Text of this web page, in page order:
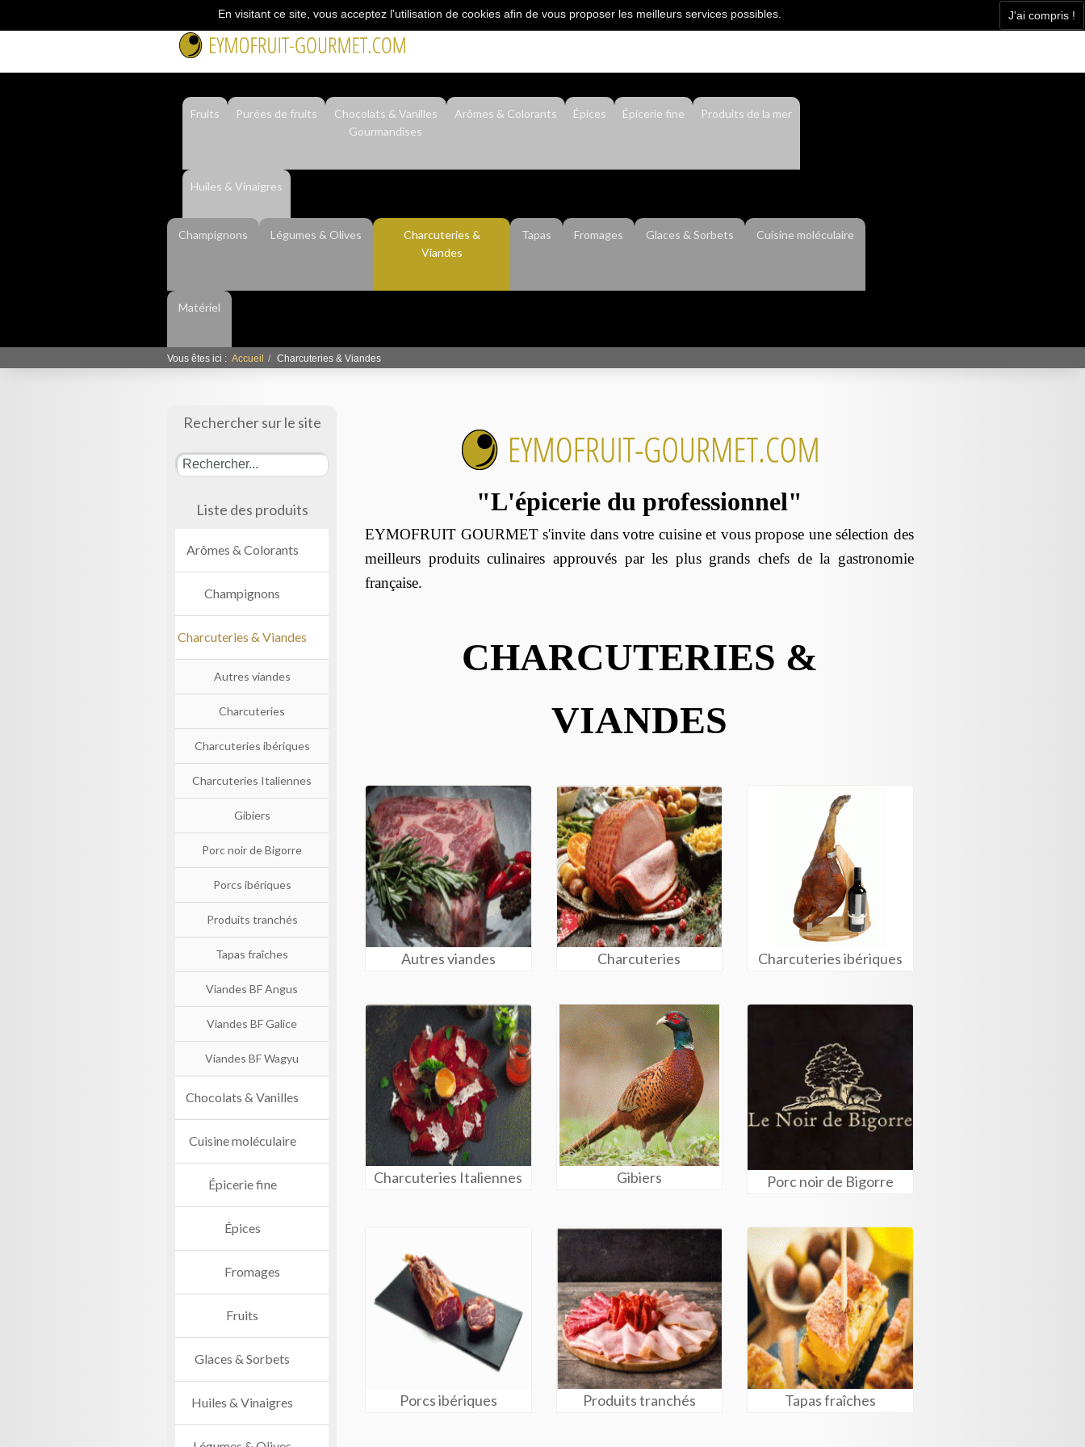
En visitant ce site, vous acceptez l'utilisation de cookies afin de vous proposer les meilleurs services possibles. J'ai compris !
Fruits Purées de fruits
Chocolats & Vanilles
Gourmandises
Arômes & Colorants Épices Épicerie fine Produits de la mer
Huiles & Vinaigres
Champignons Légumes & Olives
Charcuteries &
Viandes
Tapas Fromages Glaces & Sorbets Cuisine moléculaire
Matériel
Vous êtes ici : Accueil Charcuteries & Viandes
"L'épicerie du professionnel"
EYMOFRUIT GOURMET s'invite dans votre cuisine et vous propose une sélection des
meilleurs produits culinaires approuvés par les plus grands chefs de la gastronomie
française.
CHARCUTERIES &
VIANDES
Autres viandes Charcuteries Charcuteries ibériques
Charcuteries Italiennes Gibiers Porc noir de Bigorre
Porcs ibériques Produits tranchés Tapas fraîches
Rechercher sur le site
Liste des produits
Arômes & Colorants
Champignons
Charcuteries & Viandes
Autres viandes
Charcuteries
Charcuteries ibériques
Charcuteries Italiennes
Gibiers
Porc noir de Bigorre
Porcs ibériques
Produits tranchés
Tapas fraîches
Viandes BF Angus
Viandes BF Galice
Viandes BF Wagyu
Chocolats & Vanilles
Cuisine moléculaire
Épicerie fine
Épices
Fromages
Fruits
Glaces & Sorbets
Huiles & Vinaigres